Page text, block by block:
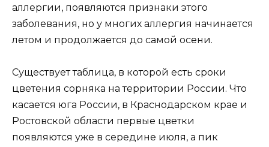
аллергии, появляются признаки этого
заболевания, но у многих аллергия начинается
летом и продолжается до самой осени.
Существует таблица, в которой есть сроки
цветения сорняка на территории России. Что
касается юга России, в Краснодарском крае и
Ростовской области первые цветки
появляются уже в середине июля, а пик